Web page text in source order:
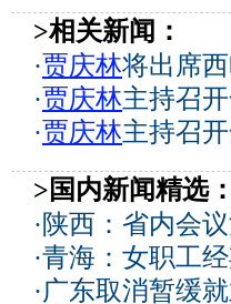
>相关新闻：
·贾庆林将出席
·贾庆林主持召
·贾庆林主持召
>国内新闻精选：
· 陕西：省内会
·青海：女职工
·广东取消暂缓